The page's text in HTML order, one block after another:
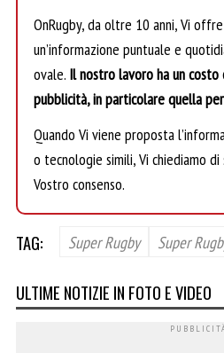
OnRugby, da oltre 10 anni, Vi
un’informazione puntuale e
ovale. Il nostro lavoro ha un
pubblicità, in particolare quella
Quando Vi viene proposta
o tecnologie simili, Vi chiediamo
Vostro consenso.
TAG: Super Rugby Super
ULTIME NOTIZIE IN FOTO E VIDEO